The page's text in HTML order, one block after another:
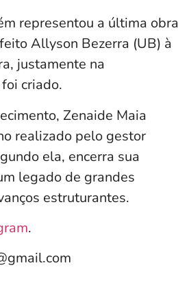
representou a última obra
Allyson Bezerra (UB) à
justamente na
criado.
Zenaide Maia
realizado pelo gestor
ela, encerra sua
legado de grandes
estruturantes.
.